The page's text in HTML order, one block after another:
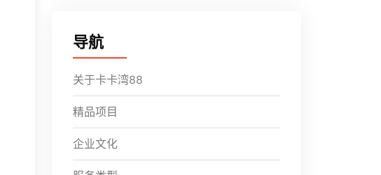
导航
关于卡卡湾88
精品项目
企业文化